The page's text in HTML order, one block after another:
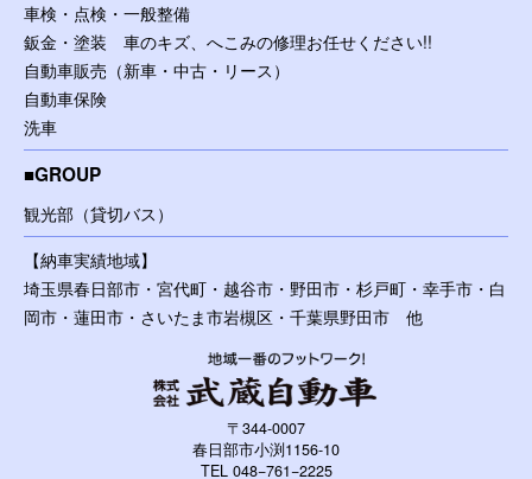
車検・点検・一般整備
鈑金・塗装 車のキズ、へこみの修理お任せください!!
自動車販売（新車・中古・リース）
自動車保険
洗車
GROUP
観光部（貸切バス）
【納車実績地域】
埼玉県春日部市・宮代町・越谷市・野田市・杉戸町・幸手市・白
岡市・蓮田市・さいたま市岩槻区・千葉県野田市 他
〒344-0007
春日部市小渕1156-10
TEL 048−761−2225